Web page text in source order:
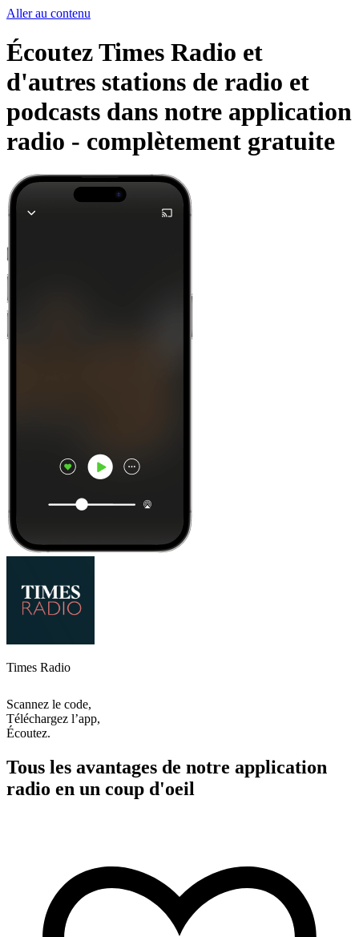
Aller au contenu
Écoutez Times Radio et
d'autres stations de radio et
podcasts dans notre application
radio - complètement gratuite
Times Radio
Scannez le code,
Téléchargez l’app,
Écoutez.
Tous les avantages de notre application
radio en un coup d'oeil